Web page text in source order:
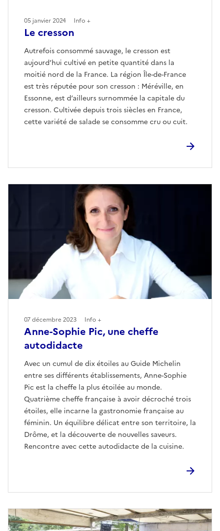
Le cresson
Autrefois consommé sauvage, le cresson est
aujourd’hui cultivé en petite quantité dans la
moitié nord de la France. La région Île-de-France
est très réputée pour son cresson : Méréville, en
Essonne, est d’ailleurs surnommée la capitale du
cresson. Cultivée depuis trois siècles en France,
cette variété de salade se consomme cru ou cuit.
05 janvier 2024 Info +
Anne-Sophie Pic, une cheffe
autodidacte
Avec un cumul de dix étoiles au Guide Michelin
entre ses différents établissements, Anne-Sophie
Pic est la cheffe la plus étoilée au monde.
Quatrième cheffe française à avoir décroché trois
étoiles, elle incarne la gastronomie française au
féminin. Un équilibre délicat entre son territoire, la
Drôme, et la découverte de nouvelles saveurs.
Rencontre avec cette autodidacte de la cuisine.
07 décembre 2023 Info +